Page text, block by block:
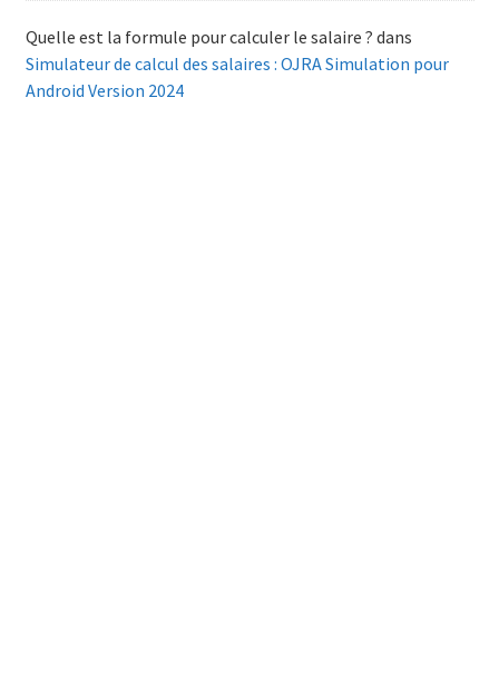
Quelle est la formule pour calculer le salaire ? dans
Simulateur de calcul des salaires : OJRA Simulation pour
Android Version 2024